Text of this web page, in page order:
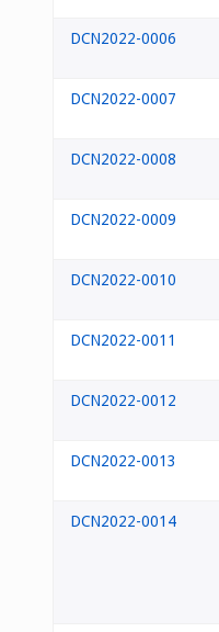
DCN2022-0006
DCN2022-0007
DCN2022-0008
DCN2022-0009
DCN2022-0010
DCN2022-0011
DCN2022-0012
DCN2022-0013
DCN2022-0014